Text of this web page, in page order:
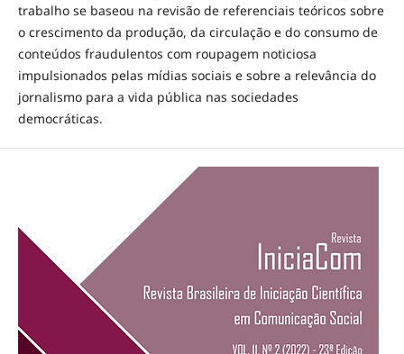
trabalho se baseou na revisão de referenciais teóricos sobre
o crescimento da produção, da circulação e do consumo de
conteúdos fraudulentos com roupagem noticiosa
impulsionados pelas mídias sociais e sobre a relevância do
jornalismo para a vida pública nas sociedades
democráticas.